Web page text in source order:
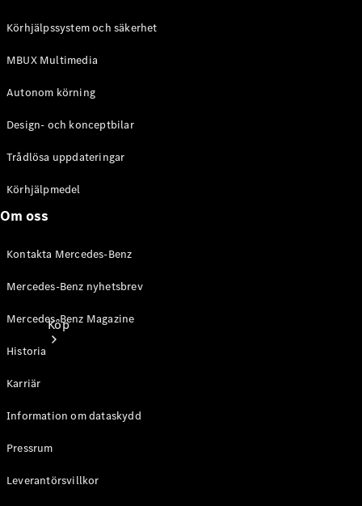
Konfigurator
Mercedes-Benz Online Store
Köp
Online store
Online store
Körhjälpssystem och säkerhet
MBUX Multimedia
Autonom körning
Design- och konceptbilar
Trådlösa uppdateringar
Körhjälpmedel
Om oss
Kontakta Mercedes-Benz
Mercedes-Benz nyhetsbrev
Mercedes-Benz Magazine
Historia
Karriär
Information om dataskydd
Pressrum
Leverantörsvillkor